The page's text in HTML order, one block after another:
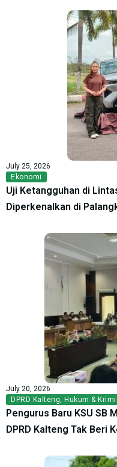
July 25, 2026
Ekonomi
Uji Ketangguhan di
Diperkenalkan di
July 20, 2026
DPRD Kalteng Hukum &
Pengurus Baru KSU SB
DPRD Kalteng Tak Beri